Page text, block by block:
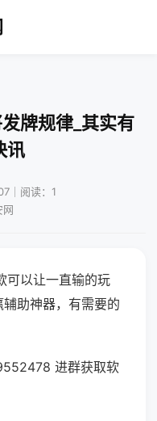
牌规律_其实有
讯
｜阅读：1
网
可以让一直输的玩
辅助神器，有需要的
进群获取软